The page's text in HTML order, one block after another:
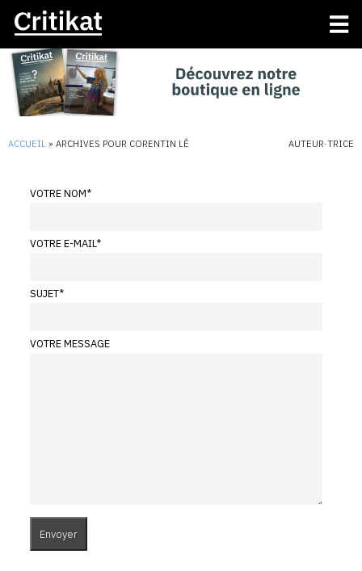
ACCUEIL » ARCHIVES POUR CORENTIN LÊ AUTEUR·TRICE
VOTRE NOM*
VOTRE E-MAIL*
SUJET*
VOTRE MESSAGE